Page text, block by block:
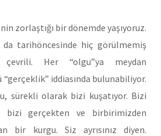
zorlaştığı bir dönemde yaşıyoruz.
tarihöncesinde hiç görülmemiş
Her “olgu”ya meydan
iddiasında bulunabiliyor.
sürekli olarak bizi kuşatıyor. Bizi
bizi gerçekten ve birbirimizden
bir kurgu. Siz ayrısınız diyen.